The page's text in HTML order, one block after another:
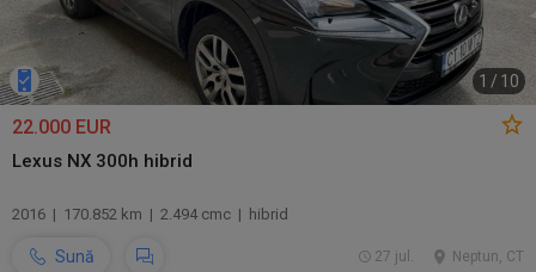
1 / 10
22.000 EUR
Lexus NX 300h hibrid
2016 | 170.852 km | 2.494 cmc | hibrid
Sună Neptun, CT
27 jul.